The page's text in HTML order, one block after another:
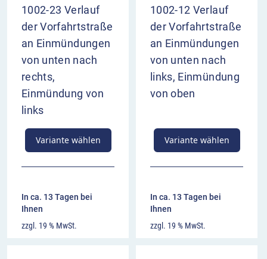
1002-23 Verlauf
der Vorfahrtstraße
an Einmündungen
von unten nach
rechts,
Einmündung von
links
Variante wählen
In ca. 13 Tagen bei
Ihnen
zzgl. 19 % MwSt.
1002-12 Verlauf
der Vorfahrtstraße
an Einmündungen
von unten nach
links, Einmündung
von oben
Variante wählen
In ca. 13 Tagen bei
Ihnen
zzgl. 19 % MwSt.